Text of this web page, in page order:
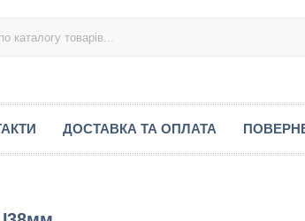
ДОСТАВКА ТА ОПЛАТА